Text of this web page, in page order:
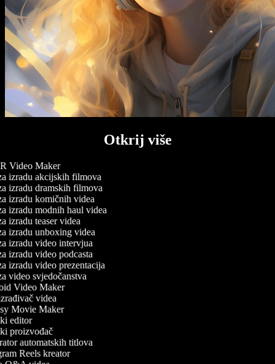
Otkrij više
Video Maker
izradu akcijskih filmova
izradu dramskih filmova
izradu komičnih videa
izradu modnih haul videa
izradu teaser videa
izradu unboxing videa
izradu video intervjua
izradu video podcasta
izradu video prezentacija
video svjedočanstva
Video Maker
videa
Movie Maker
editor
proizvođač
automatskih titlova
Reels kreator